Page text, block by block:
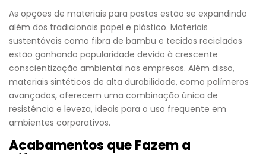
As opções de materiais para pastas estão se expandindo
além dos tradicionais papel e plástico. Materiais
sustentáveis como fibra de bambu e tecidos reciclados
estão ganhando popularidade devido à crescente
conscientização ambiental nas empresas. Além disso,
materiais sintéticos de alta durabilidade, como polímeros
avançados, oferecem uma combinação única de
resistência e leveza, ideais para o uso frequente em
ambientes corporativos.
Acabamentos que Fazem a